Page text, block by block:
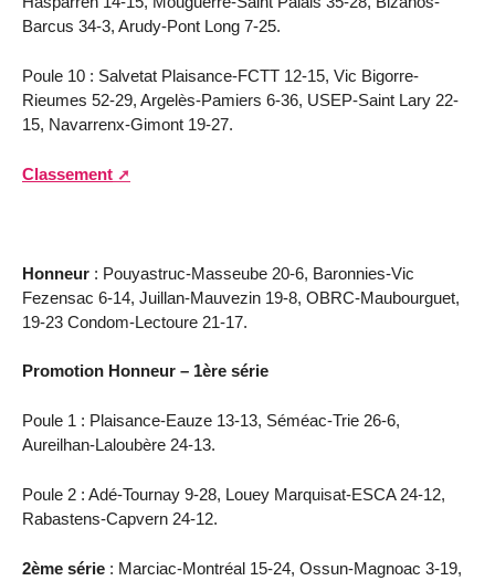
Barcus 34-3, Arudy-Pont Long 7-25.
Poule 10 : Salvetat Plaisance-FCTT 12-15, Vic Bigorre-
Rieumes 52-29, Argelès-Pamiers 6-36, USEP-Saint Lary 22-
15, Navarrenx-Gimont 19-27.
Classement
Honneur : Pouyastruc-Masseube 20-6, Baronnies-Vic
Fezensac 6-14, Juillan-Mauvezin 19-8, OBRC-Maubourguet,
19-23 Condom-Lectoure 21-17.
Promotion Honneur – 1ère série
Poule 1 : Plaisance-Eauze 13-13, Séméac-Trie 26-6,
Aureilhan-Laloubère 24-13.
Poule 2 : Adé-Tournay 9-28, Louey Marquisat-ESCA 24-12,
Rabastens-Capvern 24-12.
2ème série : Marciac-Montréal 15-24, Ossun-Magnoac 3-19,